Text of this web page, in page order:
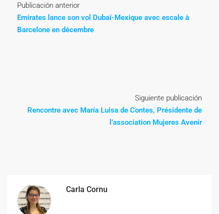
Publicación anterior
Emirates lance son vol Dubaï-Mexique avec escale à
Barcelone en décembre
Siguiente publicación
Rencontre avec María Luisa de Contes, Présidente de
l’association Mujeres Avenir
Carla Cornu